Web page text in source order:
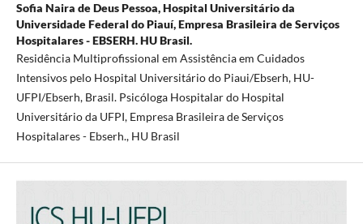
Sofia Naira de Deus Pessoa,Hospital Universitário da
Universidade Federal do Piauí, Empresa Brasileira de Serviços
Hospitalares - EBSERH. HU Brasil.
Residência Multiprofissional em Assistência em Cuidados
Intensivos pelo Hospital Universitário do Piaui/Ebserh, HU-
UFPI/Ebserh, Brasil. Psicóloga Hospitalar do Hospital
Universitário da UFPI, Empresa Brasileira de Serviços
Hospitalares - Ebserh., HU Brasil